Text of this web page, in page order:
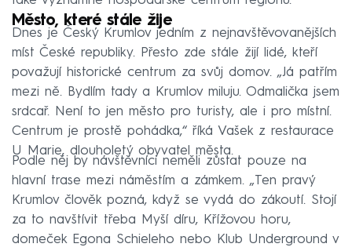
Město, které stále žije
Dnes je Český Krumlov jedním z nejnavštěvovanějších
míst České republiky. Přesto zde stále žijí lidé, kteří
považují historické centrum za svůj domov. „Já patřím
mezi ně. Bydlím tady a Krumlov miluju. Odmalička jsem
srdcař. Není to jen město pro turisty, ale i pro místní.
Centrum je prostě pohádka,“ říká Vašek z restaurace
U Marie, dlouholetý obyvatel města.
Podle něj by návštěvníci neměli zůstat pouze na
hlavní trase mezi náměstím a zámkem. „Ten pravý
Krumlov člověk pozná, když se vydá do zákoutí. Stojí
za to navštívit třeba Myší díru, Křížovou horu,
domeček Egona Schieleho nebo Klub Underground v